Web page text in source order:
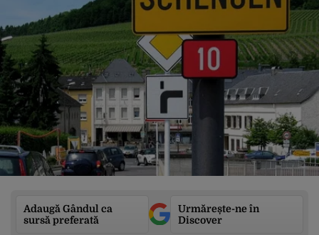
Adaugă Gândul ca
sursă preferată
Urmărește-ne în
Discover